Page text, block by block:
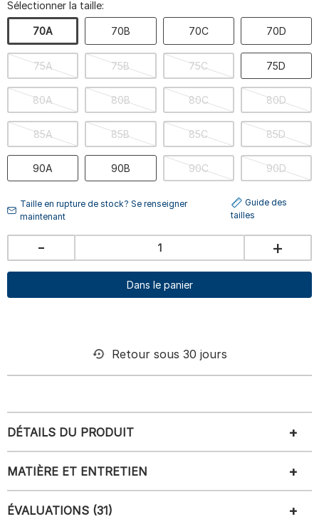
Sélectionner la taille:
70A 70B 70C 70D
75A 75B 75C 75D
80A 80B 80C 80D
85A 85B 85C 85D
90A 90B 90C 90D
Taille en rupture de stock? Se renseigner
maintenant
Guide des
tailles
- +
Dans le panier
Retour sous 30 jours
DÉTAILS DU PRODUIT
MATIÈRE ET ENTRETIEN
ÉVALUATIONS (31)